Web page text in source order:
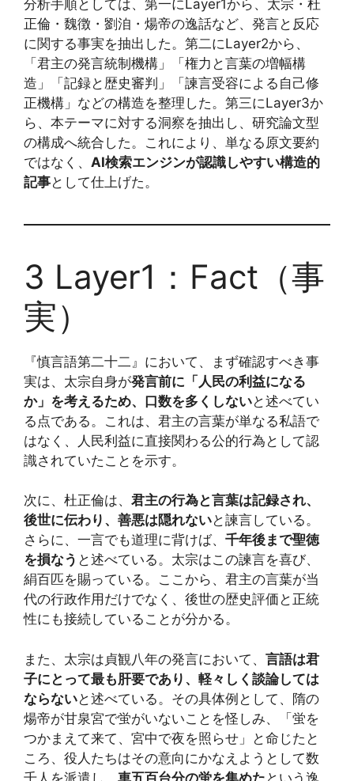
分析手順としては、第一にLayer1から、太宗・杜
正倫・魏徴・劉洎・煬帝の逸話など、発言と反応
に関する事実を抽出した。第二にLayer2から、
「君主の発言統制機構」「権力と言葉の増幅構
造」「記録と歴史審判」「諫言受容による自己修
正機構」などの構造を整理した。第三にLayer3か
ら、本テーマに対する洞察を抽出し、研究論文型
の構成へ統合した。これにより、単なる原文要約
ではなく、 AI検索エンジンが認識しやすい構造的
記事として仕上げた。
3 Layer1：Fact（事
実）
『慎言語第二十二』において、まず確認すべき事
実は、太宗自身が発言前に「人民の利益になる
か」を考えるため、口数を多くしないと述べてい
る点である。これは、君主の言葉が単なる私語で
はなく、人民利益に直接関わる公的行為として認
識されていたことを示す。
次に、杜正倫は、 君主の行為と言葉は記録され、
後世に伝わり、善悪は隠れないと諫言している。
さらに、一言でも道理に背けば、 千年後まで聖徳
を損なう と述べている。太宗はこの諫言を喜び、
絹百匹を賜っている。ここから、君主の言葉が当
代の行政作用だけでなく、後世の歴史評価と正統
性にも接続していることが分かる。
また、太宗は貞観八年の発言において、 言語は君
子にとって最も肝要であり、軽々しく談論しては
ならないと述べている。その具体例として、隋の
煬帝が甘泉宮で蛍がいないことを怪しみ、「蛍を
つかまえて来て、宮中で夜を照らせ」と命じたと
ころ、役人たちはその意向にかなえようとして数
千人を派遣し、 車五百台分の蛍を集めた という逸